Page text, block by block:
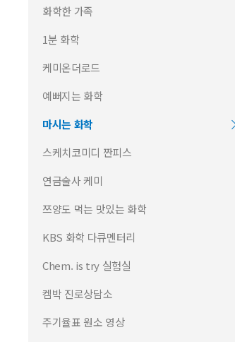
화학한 가족
1분 화학
케미온더로드
예뻐지는 화학
마시는 화학
스케치코미디 짠피스
연금술사 케미
쯔양도 먹는 맛있는 화학
KBS 화학 다큐멘터리
Chem. is try 실험실
켐박 진로상담소
주기율표 원소 영상